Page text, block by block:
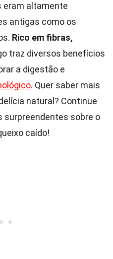
eram altamente
antigas como os
Rico em fibras,
traz diversos benefícios
a digestão e
. Quer saber mais
natural? Continue
surpreendentes sobre o
caído!